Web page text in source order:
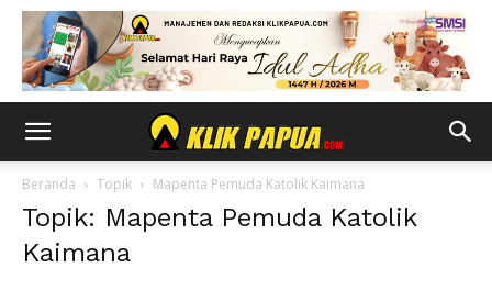
Beranda Topik Mapenta Pemuda Katolik Kaimana
Topik: Mapenta Pemuda Katolik
Kaimana